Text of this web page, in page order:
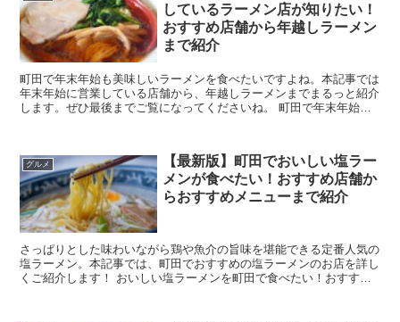
しているラーメン店が知りたい！
おすすめ店舗から年越しラーメン
まで紹介
町田で年末年始も美味しいラーメンを食べたいですよね。本記事では
年末年始に営業している店舗から、年越しラーメンまでまるっと紹介
します。ぜひ最後までご覧になってくださいね。 町田で年末年始も
グルメ
【最新版】町田でおいしい塩ラー
メンが食べたい！おすすめ店舗か
らおすすめメニューまで紹介
さっぱりとした味わいながら鶏や魚介の旨味を堪能できる定番人気の
塩ラーメン。本記事では、町田でおすすめの塩ラーメンのお店を詳し
くご紹介します！ おいしい塩ラーメンを町田で食べたい！おすすめ